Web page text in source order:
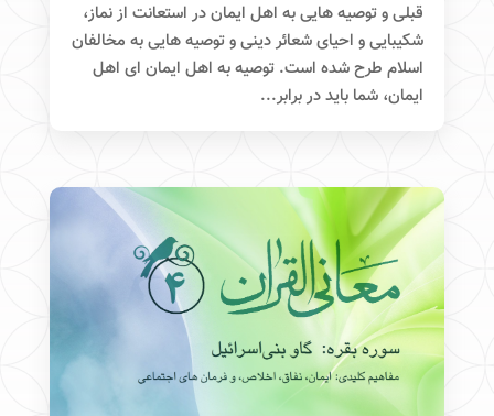
قبلی و توصیه هایی به اهل ایمان در استعانت از نماز،
شکیبایی و احیای شعائر دینی و توصیه هایی به مخالفان
اسلام طرح شده است. توصیه به اهل ایمان ای اهل
ایمان، شما باید در برابر...